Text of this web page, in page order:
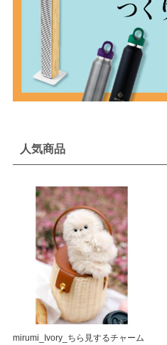
人気商品
mirumi_Ivory_ちら見するチャーム